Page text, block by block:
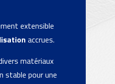
extensible
accrues.
matériaux
stable pour une